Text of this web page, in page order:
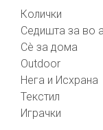
Колички
Седишта за во
Сè за дома
Outdoor
Нега и Исхрана
Текстил
Играчки